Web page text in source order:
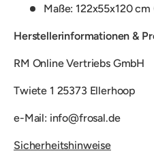
Maße: 122x55x120 cm
Herstellerinformationen &
RM Online Vertriebs GmbH
Twiete 1 25373 Ellerhoop
e-Mail: info@frosal.de
Sicherheitshinweise